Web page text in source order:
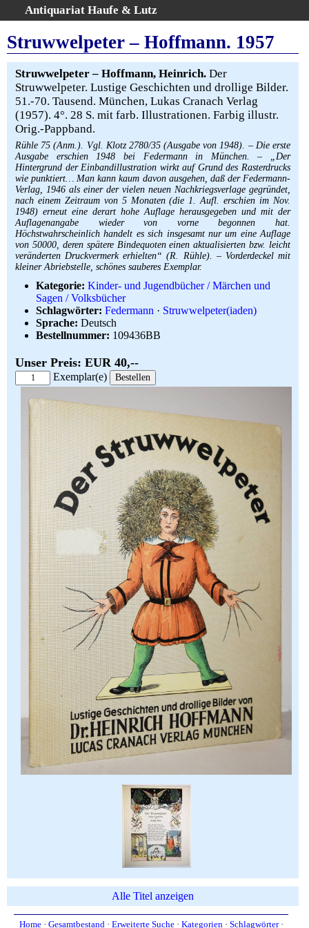
Antiquariat Haufe & Lutz
Home
Gesamtbestand
Erweiterte Suche
Kategorien
Schlagwörter
Warenkorb
AGB
Widerruf
Über uns
Aktuelle Kataloge
Kontakt
Ankauf
Links
Impressum
Struwwelpeter – Hoffmann. 1957
Struwwelpeter – Hoffmann, Heinrich. Der
Struwwelpeter. Lustige Geschichten und drollige Bilder.
51.-70. Tausend. München, Lukas Cranach Verlag
(1957). 4°. 28 S. mit farb. Illustrationen. Farbig illustr.
Orig.-Pappband.
Rühle 75 (Anm.). Vgl. Klotz 2780/35 (Ausgabe von 1948). – Die erste
Ausgabe erschien 1948 bei Federmann in München. – „Der
Hintergrund der Einbandillustration wirkt auf Grund des Rasterdrucks
wie punktiert… Man kann kaum davon ausgehen, daß der Federmann-
Verlag, 1946 als einer der vielen neuen Nachkriegsverlage gegründet,
nach einem Zeitraum von 5 Monaten (die 1. Aufl. erschien im Nov.
1948) erneut eine derart hohe Auflage herausgegeben und mit der
Auflagenangabe wieder von vorne begonnen hat.
Höchstwahrscheinlich handelt es sich insgesamt nur um eine Auflage
von 50000, deren spätere Bindequoten einen aktualisierten bzw. leicht
veränderten Druckvermerk erhielten“ (R. Rühle). – Vorderdeckel mit
kleiner Abriebstelle, schönes sauberes Exemplar.
Kategorie: Kinder- und Jugendbücher / Märchen und
Sagen / Volksbücher
Schlagwörter: Federmann · Struwwelpeter(iaden)
Sprache: Deutsch
Bestellnummer: 109436BB
Unser Preis: EUR 40,--
Exemplar(e)
Alle Titel anzeigen
Home· Gesamtbestand· Erweiterte Suche· Kategorien· Schlagwörter·